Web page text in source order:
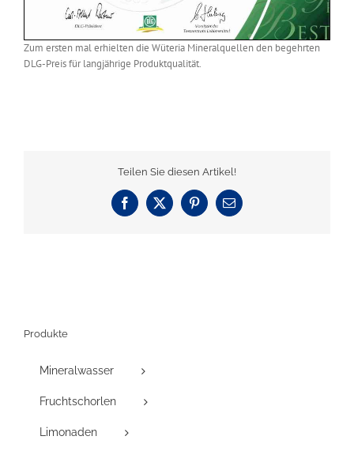
Zum ersten mal erhielten die Wüteria Mineralquellen den begehrten
DLG-Preis für langjährige Produktqualität.
Teilen Sie diesen Artikel!
Facebook
X PinterestE-
Mail
Produkte
Mineralwasser
Fruchtschorlen
Limonaden